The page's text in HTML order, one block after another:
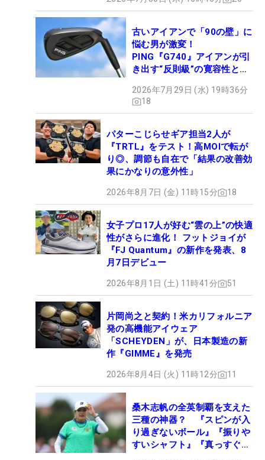
古いアイアンで「90の壁」に
悩む男が激変！
PING『G740』アイアンが引
き出す“反則級”の寛容性と飛
2026年7月29日 (水) 19時36分
18
パターこじらせギア担当2人が
『TRTL』をテスト！高MOIで転が
り◎、調節も自在で「結果の改善効
果にかなりの意外性」
2026年8月7日 (金) 11時15分 18
女子プロ17人が好む“雲の上”の快適
性がさらに進化！ フットジョイが
『FJ Quantum』の新作を発表、8
月7日デビュー
2026年8月1日 (土) 11時41分 51
片岡尚之と契約！米カリフォルニア
発の高機能アイウェア
「SCHEYDEN」が、日本製造の新
作『GIMME』を発売
2026年8月4日 (火) 11時12分 11
桑木志帆の全英制覇を支えた
三種の神器？ 『スピンが入
り過ぎないボール』『振りや
すいシャフト』『真っすぐ飛